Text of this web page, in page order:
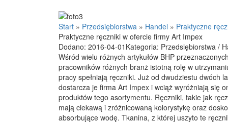
Start » Przedsiębiorstwa » Handel » Praktyczne
Praktyczne ręczniki w ofercie firmy Art Impex
Dodano: 2016-04-01 Kategoria: Przedsiębiorstwa /
Wśród wielu różnych artykułów BHP
pracowników różnych branż istotną rolę w
pracy spełniają ręczniki. Już od dwudziestu dwóch
dostarcza je firma Art Impex i wciąż wyróżniają się
produktów tego asortymentu. Ręczniki, takie jak
mają ciekawą i zróżnicowaną kolorystykę oraz
absorbujące wodę. Tkanina, z której uszyto te